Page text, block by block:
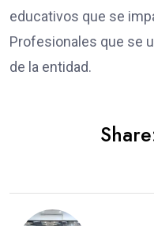
educativos que se
Profesionales que se
de la entidad.